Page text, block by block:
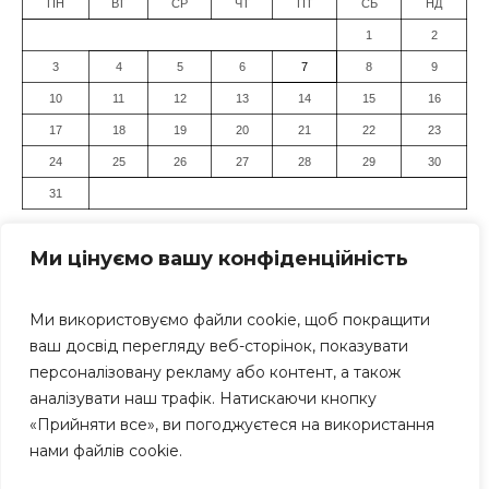
Ми цінуємо вашу конфіденційність
Ми використовуємо файли cookie, щоб покращити
ваш досвід перегляду веб-сторінок, показувати
персоналізовану рекламу або контент, а також
аналізувати наш трафік. Натискаючи кнопку
«Прийняти все», ви погоджуєтеся на використання
нами файлів cookie.
ПН ВТ СР ЧТ ПТ СБ НД
1 2
3 4 5 6 7 8 9
10 11 12 13 14 15 16
17 18 19 20 21 22 23
24 25 26 27 28 29 30
31
Засновник: Громадська організація "Дніпровський Прес-
Клуб" Всі права захищені. Використання матеріалів